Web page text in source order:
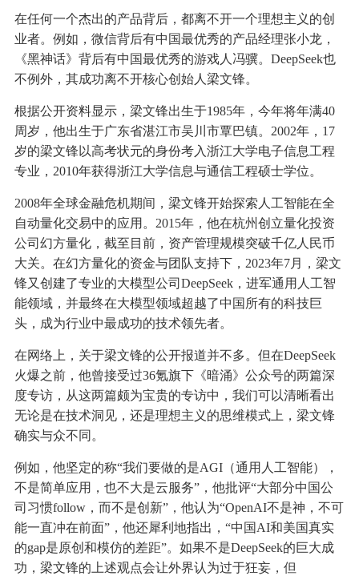
在任何一个杰出的产品背后，都离不开一个理想主义的创
业者。例如，微信背后有中国最优秀的产品经理张小龙，
《黑神话》背后有中国最优秀的游戏人冯骥。DeepSeek也
不例外，其成功离不开核心创始人梁文锋。
根据公开资料显示，梁文锋出生于1985年，今年将年满40
周岁，他出生于广东省湛江市吴川市覃巴镇。2002年，17
岁的梁文锋以高考状元的身份考入浙江大学电子信息工程
专业，2010年获得浙江大学信息与通信工程硕士学位。
2008年全球金融危机期间，梁文锋开始探索人工智能在全
自动量化交易中的应用。2015年，他在杭州创立量化投资
公司幻方量化，截至目前，资产管理规模突破千亿人民币
大关。在幻方量化的资金与团队支持下，2023年7月，梁文
锋又创建了专业的大模型公司DeepSeek，进军通用人工智
能领域，并最终在大模型领域超越了中国所有的科技巨
头，成为行业中最成功的技术领先者。
在网络上，关于梁文锋的公开报道并不多。但在DeepSeek
火爆之前，他曾接受过36氪旗下《暗涌》公众号的两篇深
度专访，从这两篇颇为宝贵的专访中，我们可以清晰看出
无论是在技术洞见，还是理想主义的思维模式上，梁文锋
确实与众不同。
例如，他坚定的称“我们要做的是AGI（通用人工智能），
不是简单应用，也不大是云服务”，他批评“大部分中国公
司习惯follow，而不是创新”，他认为“OpenAI不是神，不可
能一直冲在前面”，他还犀利地指出，“中国AI和美国真实
的gap是原创和模仿的差距”。如果不是DeepSeek的巨大成
功，梁文锋的上述观点会让外界认为过于狂妄，但